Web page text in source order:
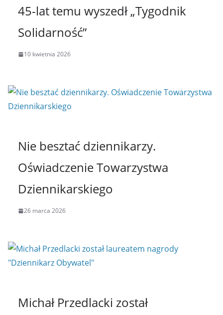
45-lat temu wyszedł „Tygodnik
Solidarność”
10 kwietnia 2026
Nie besztać dziennikarzy.
Oświadczenie Towarzystwa
Dziennikarskiego
26 marca 2026
Michał Przedlacki został